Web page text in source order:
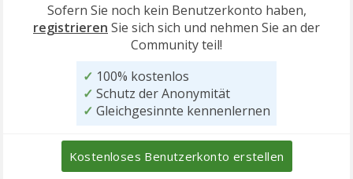
Sofern Sie noch kein Benutzerkonto haben,
registrieren Sie sich sich und nehmen Sie an der
Community teil!
✓ 100% kostenlos
✓ Schutz der Anonymität
✓ Gleichgesinnte kennenlernen
Kostenloses Benutzerkonto erstellen